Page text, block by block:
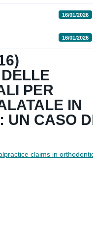
16/01/2026
16/01/2026
PER
IN
UN CASO DI
claims in